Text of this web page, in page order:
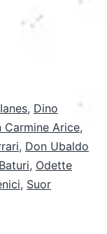
, Dino
Carmine Arice,
, Don Ubaldo
, Odette
, Suor